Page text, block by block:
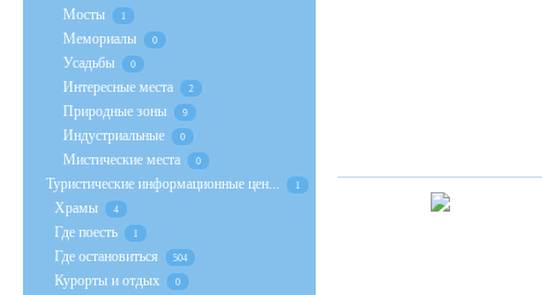
Мосты 1
Мемориалы 0
Усадьбы 0
Интересные места 2
Природные зоны 9
Индустриальные 0
Мистические места 0
Туристические информационные цен... 1
Храмы 4
Где поесть 1
Где остановиться 504
Курорты и отдых 0